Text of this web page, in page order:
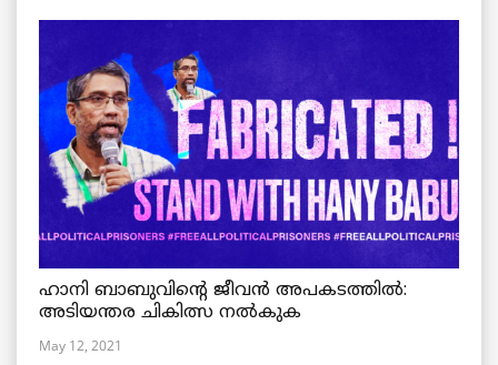
ഹാനി ബാബുവിന്റെ ജീവൻ അപകടത്തിൽ:
അടിയന്തര ചികിത്സ നൽകുക
May 12, 2021